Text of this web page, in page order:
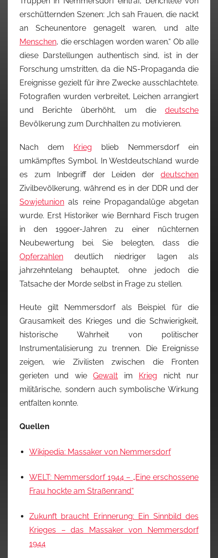
erschütternden Szenen: „Ich sah Frauen, die nackt
an Scheunentore genagelt waren, und alte
Menschen, die erschlagen worden waren.“ Ob alle
diese Darstellungen authentisch sind, ist in der
Forschung umstritten, da die NS-Propaganda die
Ereignisse gezielt für ihre Zwecke ausschlachtete.
Fotografien wurden verbreitet, Leichen arrangiert
und Berichte überhöht, um die deutsche
Bevölkerung zum Durchhalten zu motivieren.
Nach dem Krieg blieb Nemmersdorf ein
umkämpftes Symbol. In Westdeutschland wurde
es zum Inbegriff der Leiden der deutschen
Zivilbevölkerung, während es in der DDR und der
Sowjetunion als reine Propagandalüge abgetan
wurde. Erst Historiker wie Bernhard Fisch trugen
in den 1990er-Jahren zu einer nüchternen
Neubewertung bei. Sie belegten, dass die
Opferzahlen deutlich niedriger lagen als
jahrzehntelang behauptet, ohne jedoch die
Tatsache der Morde selbst in Frage zu stellen.
Heute gilt Nemmersdorf als Beispiel für die
Grausamkeit des Krieges und die Schwierigkeit,
historische Wahrheit von politischer
Instrumentalisierung zu trennen. Die Ereignisse
zeigen, wie Zivilisten zwischen die Fronten
gerieten und wieGewalt im Krieg nicht nur
militärische, sondern auch symbolische Wirkung
entfalten konnte.
Quellen
Wikipedia: Massaker von Nemmersdorf
WELT: Nemmersdorf 1944 – „Eine erschossene
Frau hockte am Straßenrand“
Zukunft braucht Erinnerung: Ein Sinnbild des
Krieges – das Massaker von Nemmersdorf
1944